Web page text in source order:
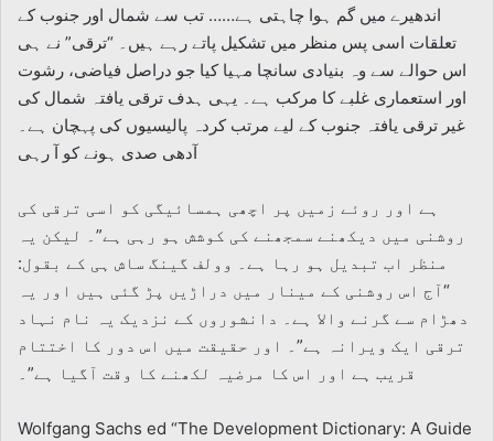
اندھیرے میں گم ہوا چاہتی ہے…… تب سے شمال اور جنوب کے
تعلقات اسی پس منظر میں تشکیل پاتے رہے ہیں۔ “ترقی” نے ہی
اس حوالے سے وہ بنیادی سانچا مہیا کیا جو دراصل فیاضی، رشوت
اور استعماری غلبے کا مرکب ہے۔ یہی ہدف ترقی یافتہ شمال کی
غیر ترقی یافتہ جنوب کے لیے مرتب کردہ پالیسیوں کی پہچان ہے۔
آدھی صدی ہونے کو آ رہی
ہے اور روئے زمیں پر اچھی ہمسائیگی کو اسی ترقی کی
روشنی میں دیکھنے سمجھنے کی کوشش ہو رہی ہے”۔ لیکن یہ
منظر اب تبدیل ہو رہا ہے۔ وولف گینگ ساش ہی کے بقول:
“آج اس روشنی کے مینار میں دراڑیں پڑ گئی ہیں اور یہ
دھڑام سے گرنے والا ہے۔ دانشوروں کے نزدیک یہ نام نہاد
ترقی ایک ویرانہ ہے”۔ اور حقیقت میں اس دور کا اختتام
قریب ہے اور اس کا مرضیہ لکھنے کا وقت آگیا ہے”۔
Wolfgang Sachs ed “The Development Dictionary: A Guide